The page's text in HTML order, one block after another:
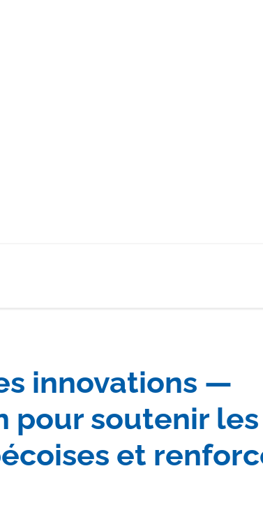
innovations —
pour soutenir les
et